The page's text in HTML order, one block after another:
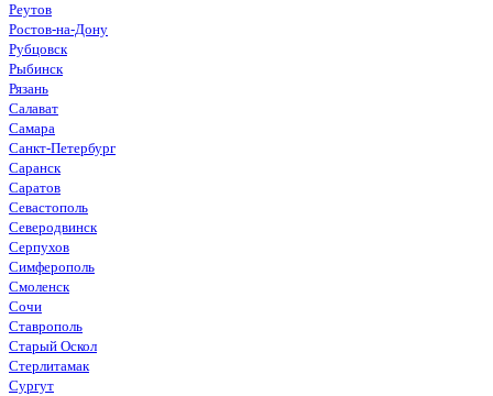
Реутов
Ростов-на-Дону
Рубцовск
Рыбинск
Рязань
Салават
Самара
Санкт-Петербург
Саранск
Саратов
Севастополь
Северодвинск
Серпухов
Симферополь
Смоленск
Сочи
Ставрополь
Старый Оскол
Стерлитамак
Сургут